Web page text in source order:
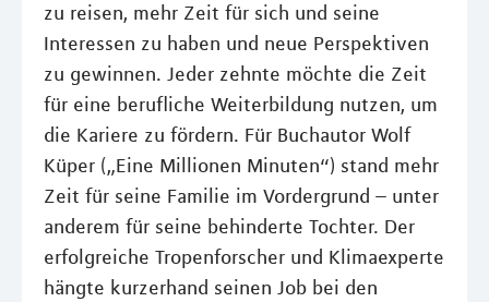
zu reisen, mehr Zeit für sich und seine
Interessen zu haben und neue Perspektiven
zu gewinnen. Jeder zehnte möchte die Zeit
für eine berufliche Weiterbildung nutzen, um
die Kariere zu fördern. Für Buchautor Wolf
Küper („Eine Millionen Minuten“) stand mehr
Zeit für seine Familie im Vordergrund – unter
anderem für seine behinderte Tochter. Der
erfolgreiche Tropenforscher und Klimaexperte
hängte kurzerhand seinen Job bei den